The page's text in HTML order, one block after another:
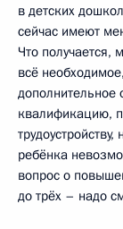
в детских
сейчас имеют
Что
всё
квалификацию,
ребёнка
вопрос о
до трёх – надо